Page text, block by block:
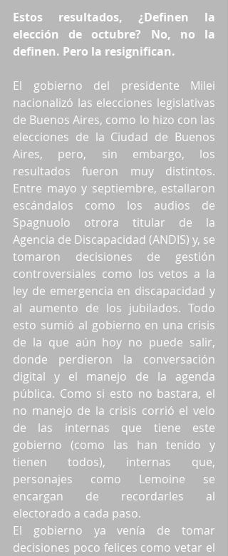
Estos resultados, ¿Definen la
elección de octubre? No, no la
definen. Pero la resignifican.
El gobierno del presidente Milei
nacionalizó las elecciones legislativas
de Buenos Aires, como lo hizo con las
elecciones de la Ciudad de Buenos
Aires, pero, sin embargo, los
resultados fueron muy distintos.
Entre mayo y septiembre, estallaron
escándalos como los audios de
Spagnuolo otrora titular de la
Agencia de Discapacidad (ANDIS) y, se
tomaron decisiones de gestión
controversiales como los vetos a la
ley de emergencia en discapacidad y
al aumento de los jubilados. Todo
esto sumió al gobierno en una crisis
de la que aún hoy no puede salir,
donde perdieron la conversación
digital y el manejo de la agenda
pública. Como si esto no bastara, el
no manejo de la crisis corrió el velo
de las internas que tiene este
gobierno (como las han tenido y
tienen todos), internas que,
personajes como Lemoine se
encargan de recordarles al
electorado a cada paso.
El gobierno ya venía de tomar
decisiones poco felices como vetar el